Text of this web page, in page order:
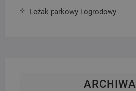
Leżak parkowy i ogrodowy
ARCHIWA